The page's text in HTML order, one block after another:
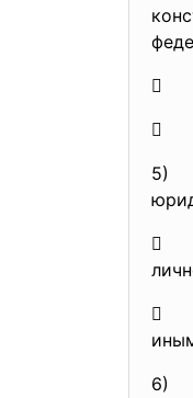


5)


6)